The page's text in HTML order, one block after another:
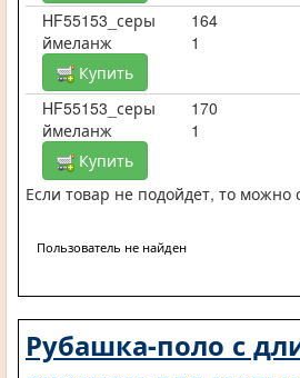
HF55153_серы
ймеланж
164
1
Купить
HF55153_серы
ймеланж
170
1
Купить
Если товар не подойдет, то можно
Пользователь не найден
Рубашка-поло с